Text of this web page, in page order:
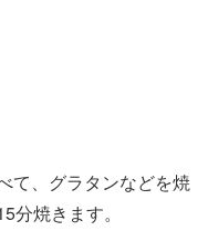
て、グラタンなどを焼
分焼きます。